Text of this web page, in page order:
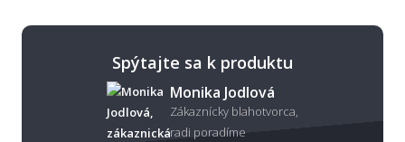
Spýtajte sa k produktu
Monika Jodlová
Zákaznícky blahotvorca,
radi poradíme